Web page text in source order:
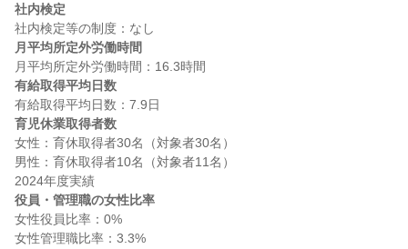
社内検定
月平均所定外労働時間
有給取得平均日数
育児休業取得者数
女性：育休取得者30名（対象者30名）
男性：育休取得者10名（対象者11名）
役員・管理職の女性比率
女性役員比率：0%
女性管理職比率：3.3%